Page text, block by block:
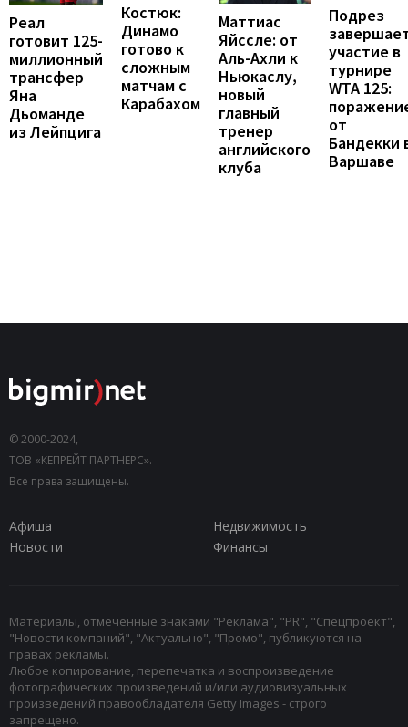
Реал
готовит 125-
миллионный
трансфер
Яна
Дьоманде
из Лейпцига
Костюк:
Динамо
готово к
сложным
матчам с
Карабахом
Маттиас
Яйссле: от
Аль-Ахли к
Ньюкаслу,
новый
главный
тренер
английского
клуба
Подрез
участие в
турнире
WTA 125:
от
Бандекки
Варшаве
© 2000-2024,
ТОВ «КЕПРЕЙТ ПАРТНЕРС».
Все права защищены.
Афиша
Недвижимость
Новости
Финансы
Материалы, отмеченные знаками "Реклама", "PR", "Спецпроект",
"Новости компаний", "Актуально", "Промо", публикуются на
правах рекламы.
Любое копирование, перепечатка и воспроизведение
фотографических произведений и/или аудиовизуальных
произведений правообладателя Getty Images - строго
запрещено.